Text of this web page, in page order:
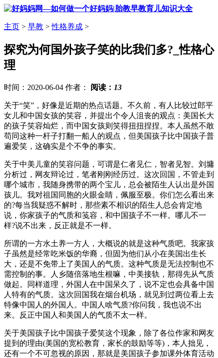
主页 > 早教 >性格养成 >
探究为何国外孩子笑的比我们多?_性格心
理
时间：2020-06-04 作者： 阅读： 13
关于“笑”，好像是近期的热点话题。不久前，有人比较过郎平
女儿和中国女孩的笑容，并提出个令人沮丧的观点：美国长大
的孩子笑容灿烂，而中国女孩则笑得扭扭捏捏。本人虽然不敢
苟同这种一杆子打翻一船人的观点，但美国孩子比中国孩子普
遍爱笑，这确实是个不争的事实。
关于中美儿童的笑容问题，可谓是仁者见仁，智者见智。刘墉
分析过，网友辩论过，笔者刚刚经历过。这次回国，不管走到
哪个城市，我随身携带的两个宝儿，总会被陌生人认出是外国
孩儿。我对祖国同胞的火眼金睛，佩服至极。你们怎么看出来
的?每当我疑惑不解时，那些素不相识的陌生人总会肯定地
说，你家孩子的气质和笺容，和中国孩子不一样。哪儿不一
样?说不出来，反正就是不一样。
所谓的一方水土养一方人，大概说的就是这种气质吧。我家孩
子虽然是经常吃米饭的华裔，但固为他们从小在美国出生长
大，还是不免带上了美国人的气质。这种气质是无法控制也不
需控制的事。人乡随倍落地生根嘛，中美接轨，那得先从气质
做起。同样道理，外国人在中国呆久了，说不定也会具备中国
人特有的气质。这次回国我在烟台机场，就见到过两位看上去
特像中国人的外国人。中国人啥气质?你问我，我也说不出
来。反正中国人和美国人的气质不太一样。
关于美国孩子比中国孩子爱笑这个现象，除了各位作家和网友
提到的理由(美国的宽松教育，家长的鼓励等等)，本人拙见，
还有一个不可忽视的原因，那就是美国孩子参加课外体育活动